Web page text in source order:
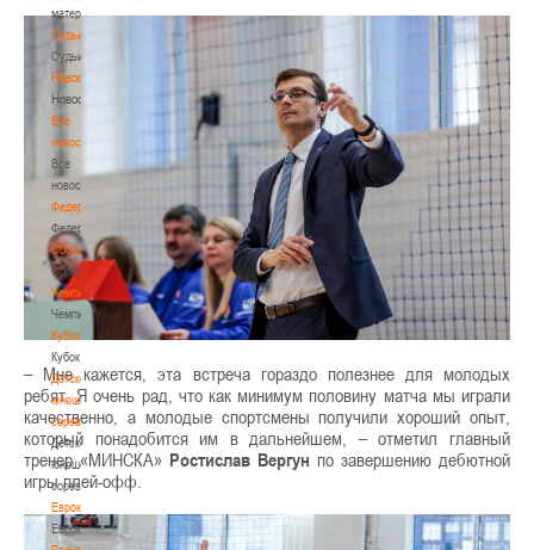
материалы
Судьи
Судьи
Новости
Новости
Все
новости
Все
новости
Федерация
Федерация
Сборные
Сборные
Чемпионат
Чемпионат
Кубок
Кубок
Детско-
юношеские
соревнования
Детско-
юношеские
соревнования
Еврокубки
Еврокубки
– Мне кажется, эта встреча гораздо полезнее для молодых
ребят. Я очень рад, что как минимум половину матча мы играли
качественно, а молодые спортсмены получили хороший опыт,
который понадобится им в дальнейшем, – отметил главный
тренер «МИНСКА» Ростислав Вергун по завершению дебютной
игры плей-офф.